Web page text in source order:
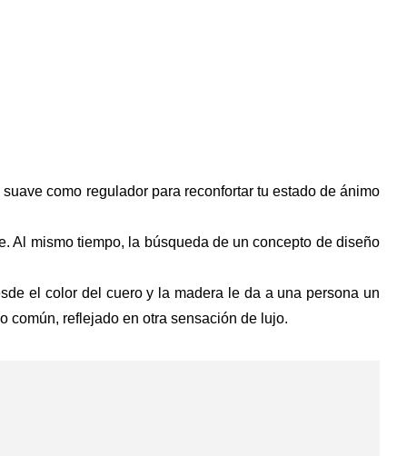
como regulador para reconfortar tu estado de ánimo
Al mismo tiempo, la búsqueda de un concepto de diseño
el color del cuero y la madera le da a una persona un
común, reflejado en otra sensación de lujo.